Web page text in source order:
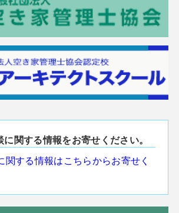
関する情報をお寄せください。
関する情報はこちらからお寄せく